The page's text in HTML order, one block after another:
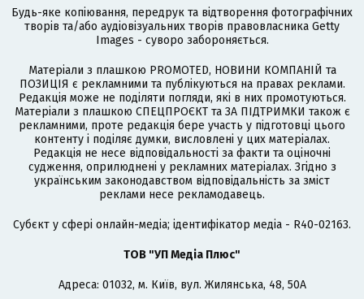
Будь-яке копіювання, передрук та відтворення фотографічних
творів та/або аудіовізуальних творів правовласника Getty
Images - суворо забороняється.
Матеріали з плашкою PROMOTED, НОВИНИ КОМПАНІЙ та
ПОЗИЦІЯ є рекламними та публікуються на правах реклами.
Редакція може не поділяти погляди, які в них промотуються.
Матеріали з плашкою СПЕЦПРОЄКТ та ЗА ПІДТРИМКИ також є
рекламними, проте редакція бере участь у підготовці цього
контенту і поділяє думки, висловлені у цих матеріалах.
Редакція не несе відповідальності за факти та оціночні
судження, оприлюднені у рекламних матеріалах. Згідно з
українським законодавством відповідальність за зміст
реклами несе рекламодавець.
Cубєкт у сфері онлайн-медіа; ідентифікатор медіа - R40-02163.
ТОВ "УП Медіа Плюс"
Адреса: 01032, м. Київ, вул. Жилянська, 48, 50А